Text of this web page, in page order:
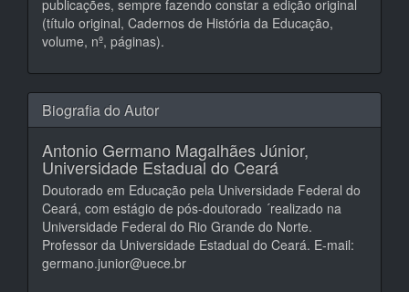
publicações, sempre fazendo constar a edição original
(título original, Cadernos de História da Educação,
volume, nº, páginas).
Biografia do Autor
Antonio Germano Magalhães Júnior,
Universidade Estadual do Ceará
Doutorado em Educação pela Universidade Federal do
Ceará, com estágio de pós-doutorado ´realizado na
Universidade Federal do Rio Grande do Norte.
Professor da Universidade Estadual do Ceará. E-mail:
germano.junior@uece.br